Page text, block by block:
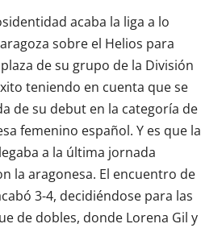
acaba la liga a lo
sobre el Helios para
de su grupo de la División
teniendo en cuenta que se
de su debut en la categoría de
femenino español. Y es que la
a la última jornada
la aragonesa. El encuentro de
3-4, decidiéndose para las
de dobles, donde Lorena Gil y